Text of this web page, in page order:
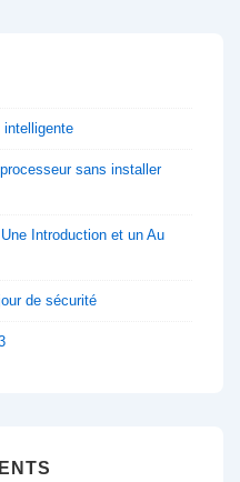
intelligente
sans installer
Introduction et un Au
de sécurité